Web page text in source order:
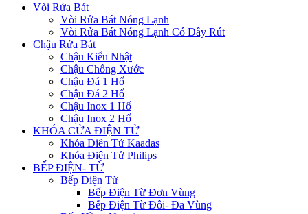
Vòi Rửa Bát
Vòi Rửa Bát Nóng Lạnh
Vòi Rửa Bát Nóng Lạnh Có Dây Rút
Chậu Rửa Bát
Chậu Kiểu Nhật
Chậu Chống Xước
Chậu Đá 1 Hố
Chậu Đá 2 Hố
Chậu Inox 1 Hố
Chậu Inox 2 Hố
KHÓA CỬA ĐIỆN TỬ
Khóa Điên Tử Kaadas
Khóa Điện Tử Philips
BẾP ĐIỆN- TỪ
Bếp Điện Từ
Bếp Điện Từ Đơn Vùng
Bếp Điện Từ Đôi- Đa Vùng